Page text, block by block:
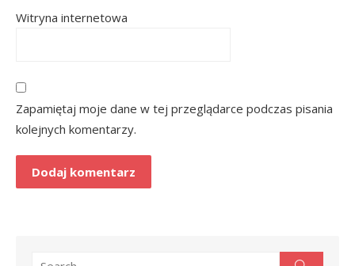
Witryna internetowa
Zapamiętaj moje dane w tej przeglądarce podczas pisania
kolejnych komentarzy.
Search